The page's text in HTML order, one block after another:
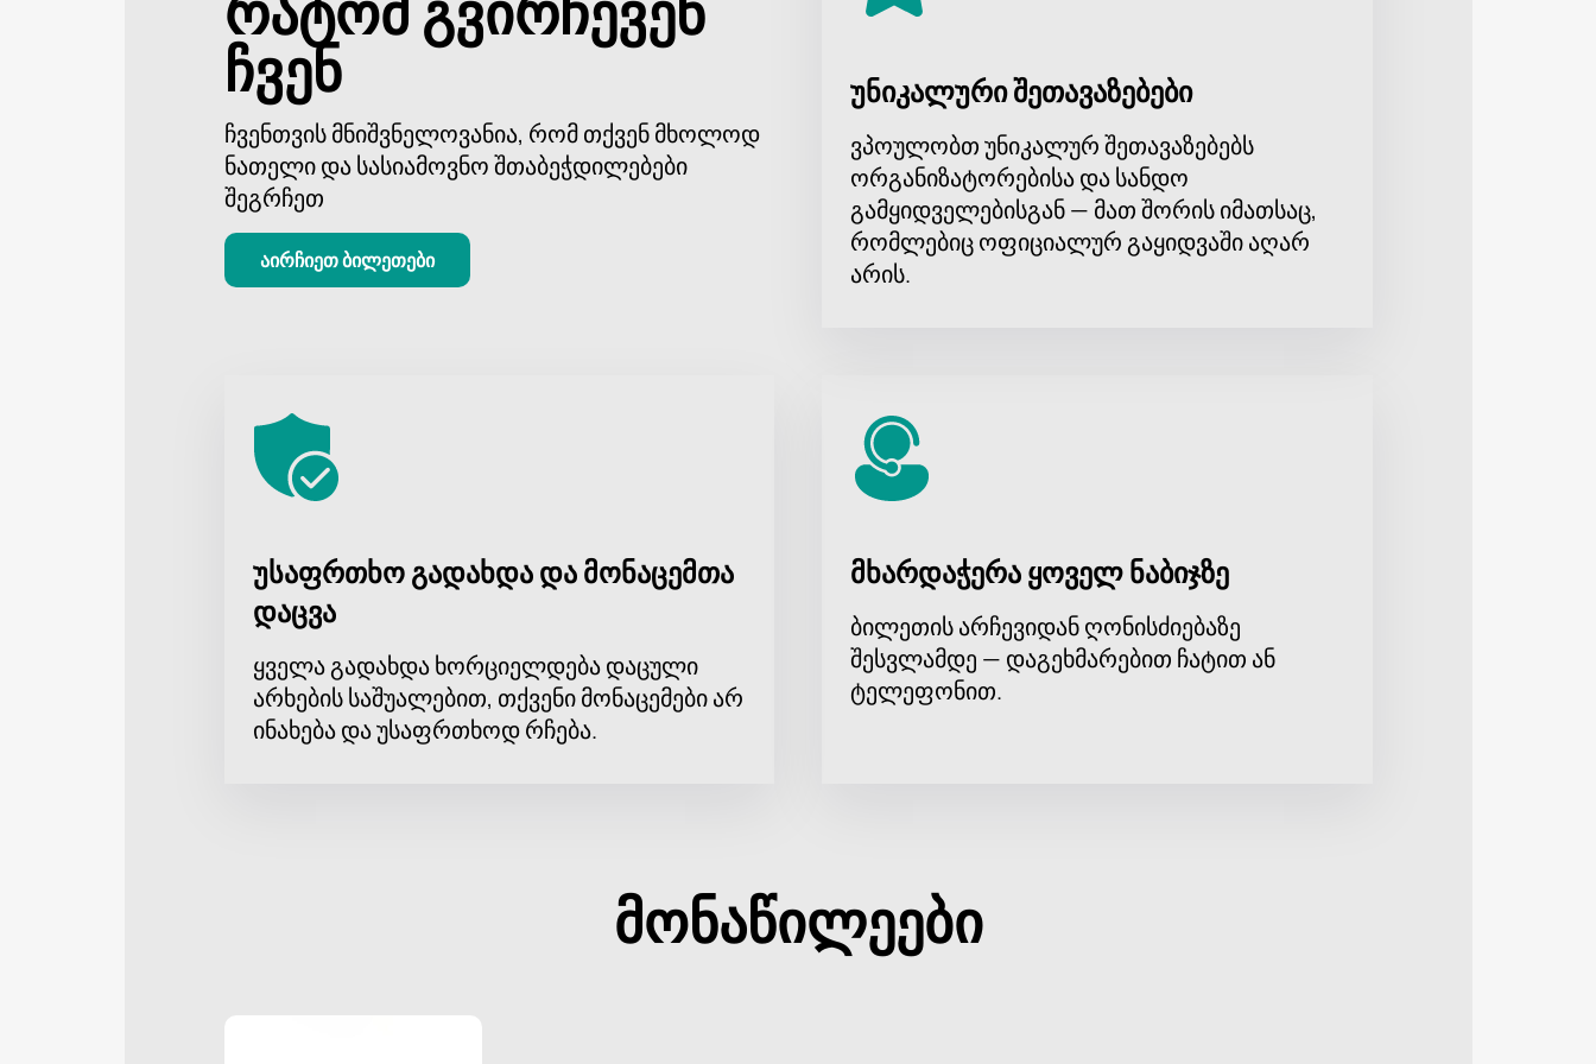
ჩვენ
ჩვენთვის მნიშვნელოვანია, რომ თქვენ მხოლოდ
ნათელი და სასიამოვნო შთაბეჭდილებები
შეგრჩეთ
აირჩიეთ ბილეთები
უნიკალური შეთავაზებები
ვპოულობთ უნიკალურ შეთავაზებებს
ორგანიზატორებისა და სანდო
გამყიდველებისგან — მათ შორის იმათსაც,
რომლებიც ოფიციალურ გაყიდვაში აღარ
არის.
უსაფრთხო გადახდა და მონაცემთა
დაცვა
ყველა გადახდა ხორციელდება დაცული
არხების საშუალებით, თქვენი მონაცემები არ
ინახება და უსაფრთხოდ რჩება.
მხარდაჭერა ყოველ ნაბიჯზე
ბილეთის არჩევიდან ღონისძიებაზე
შესვლამდე — დაგეხმარებით ჩატით ან
ტელეფონით.
მონაწილეები